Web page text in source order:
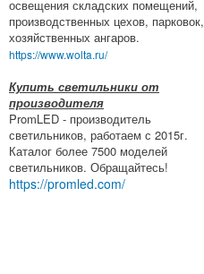
освещения складских помещений,
производственных цехов, парковок,
хозяйственных ангаров.
https://www.wolta.ru/
Купить светильники от
производителя
PromLED - производитель
светильников, работаем с 2015г.
Каталог более 7500 моделей
светильников. Обращайтесь!
https://promled.com/